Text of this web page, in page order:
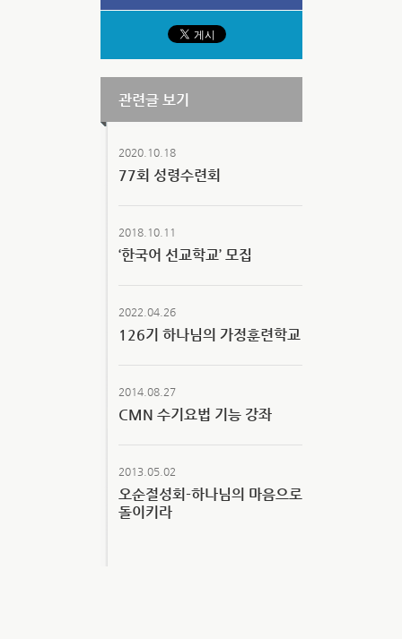
관련글 보기
2020.10.18
77회 성령수련회
2018.10.11
‘한국어 선교학교’ 모집
2022.04.26
126기 하나님의 가정훈련학교
2014.08.27
CMN 수기요법 기능 강좌
2013.05.02
오순절성회-하나님의 마음으로
돌이키라